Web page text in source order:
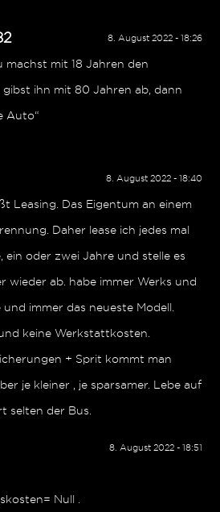
8. August 2022 - 18:26
machst mit 18 Jahren den
ihn mit 80 Jahren ab, dann
Auto“
8. August 2022 - 18:40
Leasing. Das Eigentum an einem
Daher lease ich jedes mal
ein oder zwei Jahre und stelle es
wieder ab. habe immer Werks und
immer das neueste Modell.
keine Werkstattkosten.
+ Sprit kommt man
je kleiner , je sparsamer. Lebe auf
selten der Bus.
8. August 2022 - 18:51
Null .